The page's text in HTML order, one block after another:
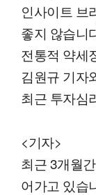
인사이트 브
좋지 않습니
전통적 약세
김원규 기자
최근 투자심
<기자>
최근 3개월
어가고 있습